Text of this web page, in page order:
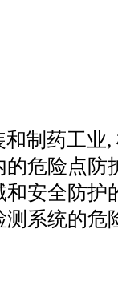
和制药工业,
的危险点防
安全防护
系统的危